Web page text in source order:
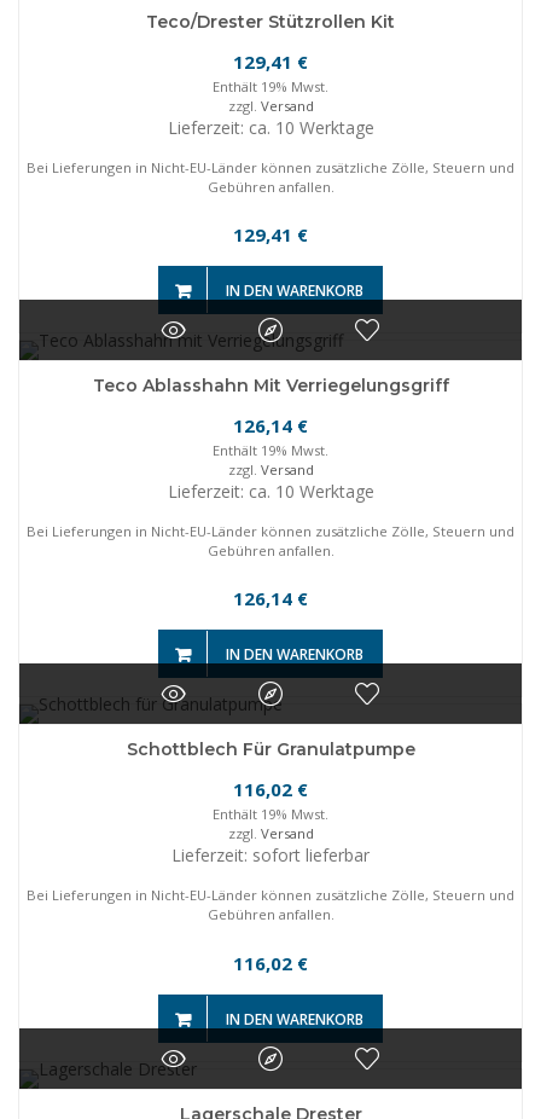
Teco/Drester Stützrollen Kit
129,41 €
Enthält 19% Mwst.
zzgl. Versand
Lieferzeit: ca. 10 Werktage
Bei Lieferungen in Nicht-EU-Länder können zusätzliche Zölle, Steuern und
Gebühren anfallen.
129,41 €
IN DEN WARENKORB
Teco Ablasshahn Mit Verriegelungsgriff
126,14 €
Enthält 19% Mwst.
zzgl. Versand
Lieferzeit: ca. 10 Werktage
Bei Lieferungen in Nicht-EU-Länder können zusätzliche Zölle, Steuern und
Gebühren anfallen.
126,14 €
IN DEN WARENKORB
Schottblech Für Granulatpumpe
116,02 €
Enthält 19% Mwst.
zzgl. Versand
Lieferzeit: sofort lieferbar
Bei Lieferungen in Nicht-EU-Länder können zusätzliche Zölle, Steuern und
Gebühren anfallen.
116,02 €
IN DEN WARENKORB
Lagerschale Drester